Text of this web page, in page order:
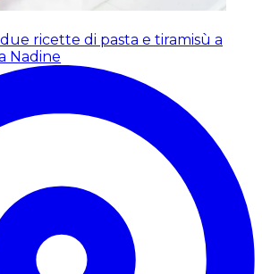
ricette di pasta e tiramisù a
Nadine